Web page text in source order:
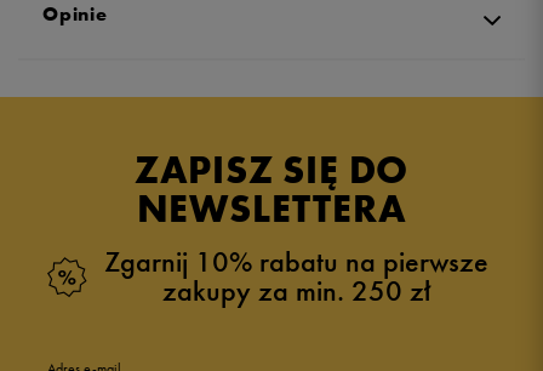
Opinie
ZAPISZ SIĘ DO
NEWSLETTERA
Zgarnij 10% rabatu na pierwsze
zakupy za min. 250 zł